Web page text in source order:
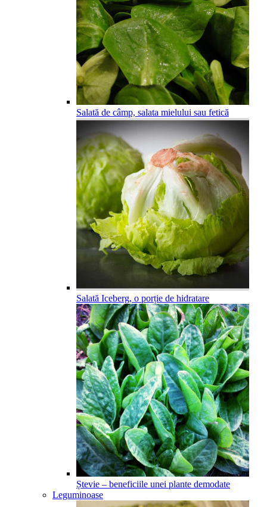
Salată de câmp, salata mielului sau fetică
Salată Iceberg, o porție de hidratare
Ștevie – beneficiile unei plante demodate
Leguminoase